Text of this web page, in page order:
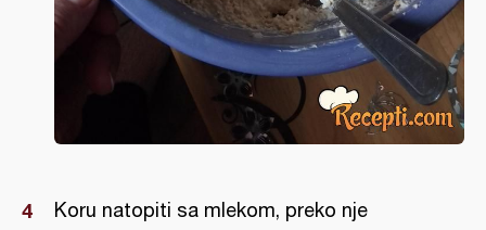
Koru natopiti sa mlekom, preko nje